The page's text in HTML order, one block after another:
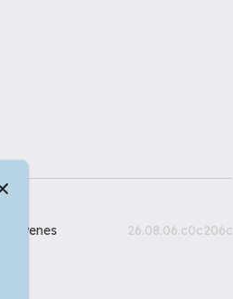
Ingyenes
26.08.06.c0c206c